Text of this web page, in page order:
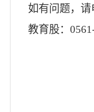
如有问题，
教育股：